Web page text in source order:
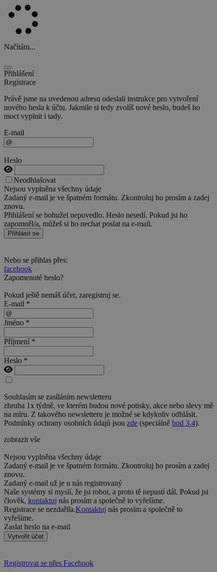
Načítám...
Přihlášení
Registrace
Právě jsme na uvedenou adresu odeslali instrukce pro vytvoření
nového hesla k účtu. Jakmile si tedy zvolíš nové heslo, budeš ho
moct vyplnit i tady.
E-mail
Heslo
Neodhlašovat
Nejsou vyplněna všechny údaje
Zadaný e-mail je ve špatném formátu. Zkontroluj ho prosím a zadej
znovu.
Přihlášení se bohužel nepovedlo. Heslo nesedí. Pokud jsi ho
zapomněl/a, můžeš si ho nechat poslat na e-mail.
Přihlásit se
Nebo se přihlas přes:
facebook
Zapomenuté heslo?
Pokud ještě nemáš účet, zaregistruj se.
E-mail *
Jméno *
Příjmení *
Heslo *
Souhlasím se zasíláním newsletteru
zhruba 1x týdně, ve kterém budou nové potisky, akce nebo slevy mě
na míru. Z takového newsletteru je možné se kdykoliv odhlásit.
Podmínky ochrany osobních údajů jsou zde (speciálně bod 3.4).
zobrazit vše
Nejsou vyplněna všechny údaje
Zadaný e-mail je ve špatném formátu. Zkontroluj ho prosím a zadej
znovu.
Zadaný e-mail už je u nás registrovaný
Naše systémy si myslí, že jsi robot, a proto tě nepustí dál. Pokud jsi
člověk, kontaktuj nás prosím a společně to vyřešíme.
Registrace se nezdařila.Kontaktuj nás prosím a společně to
vyřešíme.
Zaslat heslo na e-mail
Vytvořit účet
Registrovat se přes Facebook